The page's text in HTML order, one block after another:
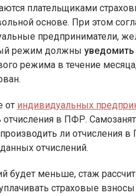
плательщиками
основе. При этом
предприниматели,
режим должны
режима в течение
от индивидуальных
отчисления в ПФР.
ли отчисления
отчислений.
будет меньше, стаж
страховые взносы